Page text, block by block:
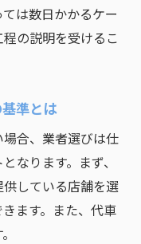
は数日かかるケー
の説明を受けるこ
準とは
合、業者選びは仕
なります。まず、
している店舗を選
ます。また、代車